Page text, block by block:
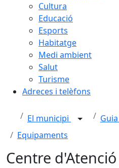
Cultura
Educació
Esports
Habitatge
Medi ambient
Salut
Turisme
Adreces i telèfons
El municipi
Equipaments
Centre